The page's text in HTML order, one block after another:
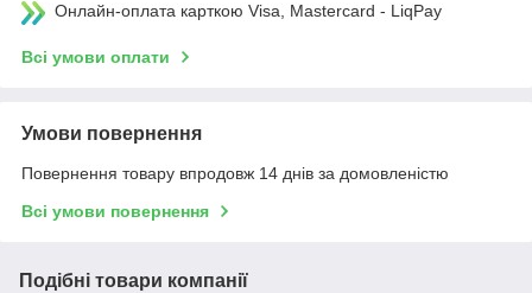
Онлайн-оплата карткою Visa, Mastercard - LiqPay
Всі умови оплати
Умови повернення
Повернення товару впродовж 14 днів за домовленістю
Всі умови повернення
Подібні товари компанії